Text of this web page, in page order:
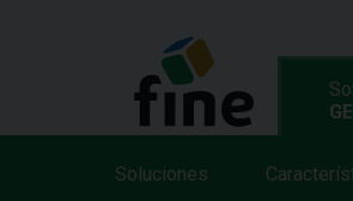
Soluciones